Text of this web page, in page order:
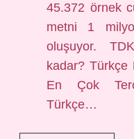
45.372 örnek
metni 1
oluşuyor.
kadar? Türkçe
En Çok
Türkçe…